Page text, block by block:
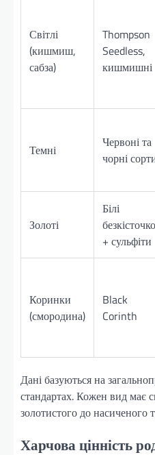
Світлі
(кишмиш,
сабза)
Thompson
Seedless,
кишмишні
Темні
Червоні та
чорні
Золоті
Білі
+ сульфіти
Коринки
(смородина)
Black
Corinth
Дані базуються на
стандартах. Кожен вид має
золотистого до насиченого
Харчова цінність